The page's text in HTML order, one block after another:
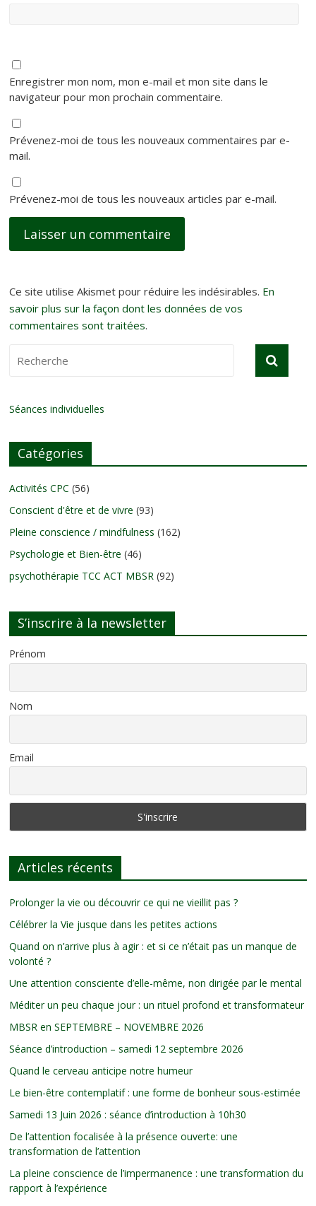
Enregistrer mon nom, mon e-mail et mon site dans le
navigateur pour mon prochain commentaire.
Prévenez-moi de tous les nouveaux commentaires par e-
mail.
Prévenez-moi de tous les nouveaux articles par e-mail.
Ce site utilise Akismet pour réduire les indésirables. En
savoir plus sur la façon dont les données de vos
commentaires sont traitées.
Séances individuelles
Catégories
Activités CPC (56)
Conscient d'être et de vivre (93)
Pleine conscience / mindfulness (162)
Psychologie et Bien-être (46)
psychothérapie TCC ACT MBSR (92)
S’inscrire à la newsletter
Prénom
Nom
Email
Articles récents
Prolonger la vie ou découvrir ce qui ne vieillit pas ?
Célébrer la Vie jusque dans les petites actions
Quand on n’arrive plus à agir : et si ce n’était pas un manque de
volonté ?
Une attention consciente d’elle-même, non dirigée par le mental
Méditer un peu chaque jour : un rituel profond et transformateur
MBSR en SEPTEMBRE – NOVEMBRE 2026
Séance d’introduction – samedi 12 septembre 2026
Quand le cerveau anticipe notre humeur
Le bien-être contemplatif : une forme de bonheur sous-estimée
Samedi 13 Juin 2026 : séance d’introduction à 10h30
De l’attention focalisée à la présence ouverte: une
transformation de l’attention
La pleine conscience de l’impermanence : une transformation du
rapport à l’expérience